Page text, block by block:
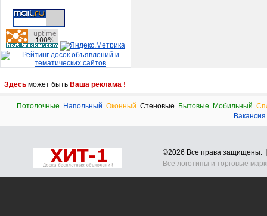
Здесь может быть Ваша реклама !
Потолочные Напольный Оконный Стеновые Бытовые Мобильный
Вакансия
©2026 Все права защищены.
Все логотипы и торговые